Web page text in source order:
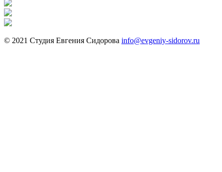
© 2021 Студия Евгения Сидорова info@evgeniy-sidorov.ru